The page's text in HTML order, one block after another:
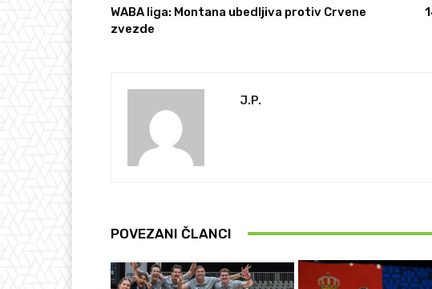
WABA liga: Montana ubedljiva protiv Crvene
zvezde
J.P.
POVEZANI ČLANCI